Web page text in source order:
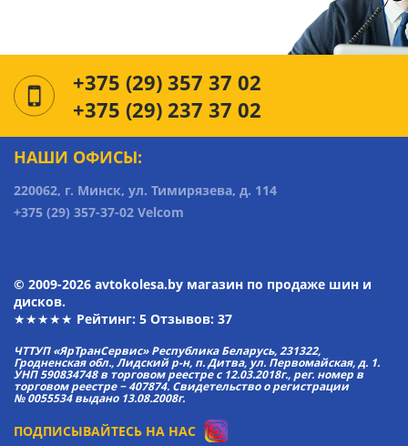
+375 (29) 357 37 02
+375 (29) 237 37 02
НАШИ ОФИСЫ:
220062, г. Минск, ул. Тимирязева, д. 114
+375 (29) 357-37-02 Velcom
© 2009-2026 avtokolesa.by магазин по продаже шин и
дисков.
★★★★★ Рейтинг: 5 Отзывов: 37
ЧТТУП «ЯрТранСервис» Республика Беларусь, 231322,
Гродненская обл., Лидский р-н, п. Дитва, ул. Первомайская, д. 1.
УНП 590834748 в торговом реестре с 12.03.2018г., рег. номер в
торговом реестре − 407874. Свидетельство о регистрации
№ 0055534 выдано 13.08.2008г.
ПОДПИСЫВАЙТЕСЬ НА НАС